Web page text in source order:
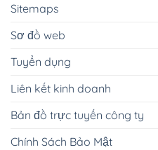
Sitemaps
Sơ đồ web
Tuyển dụng
Liên kết kinh doanh
Bản đồ trực tuyến công ty
Chính Sách Bảo Mật